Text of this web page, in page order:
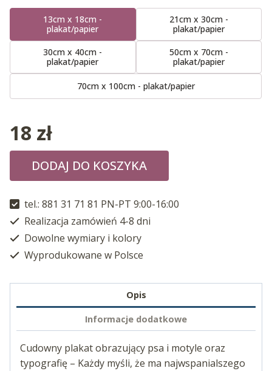
13cm x 18cm -
plakat/papier
21cm x 30cm -
plakat/papier
30cm x 40cm -
plakat/papier
50cm x 70cm -
plakat/papier
70cm x 100cm - plakat/papier
18 zł
DODAJ DO KOSZYKA
tel.: 881 31 71 81 PN-PT 9:00-16:00
Realizacja zamówień 4-8 dni
Dowolne wymiary i kolory
Wyprodukowane w Polsce
Opis
Informacje dodatkowe
Cudowny plakat obrazujący psa i motyle oraz
typografię – Każdy myśli, że ma najwspanialszego